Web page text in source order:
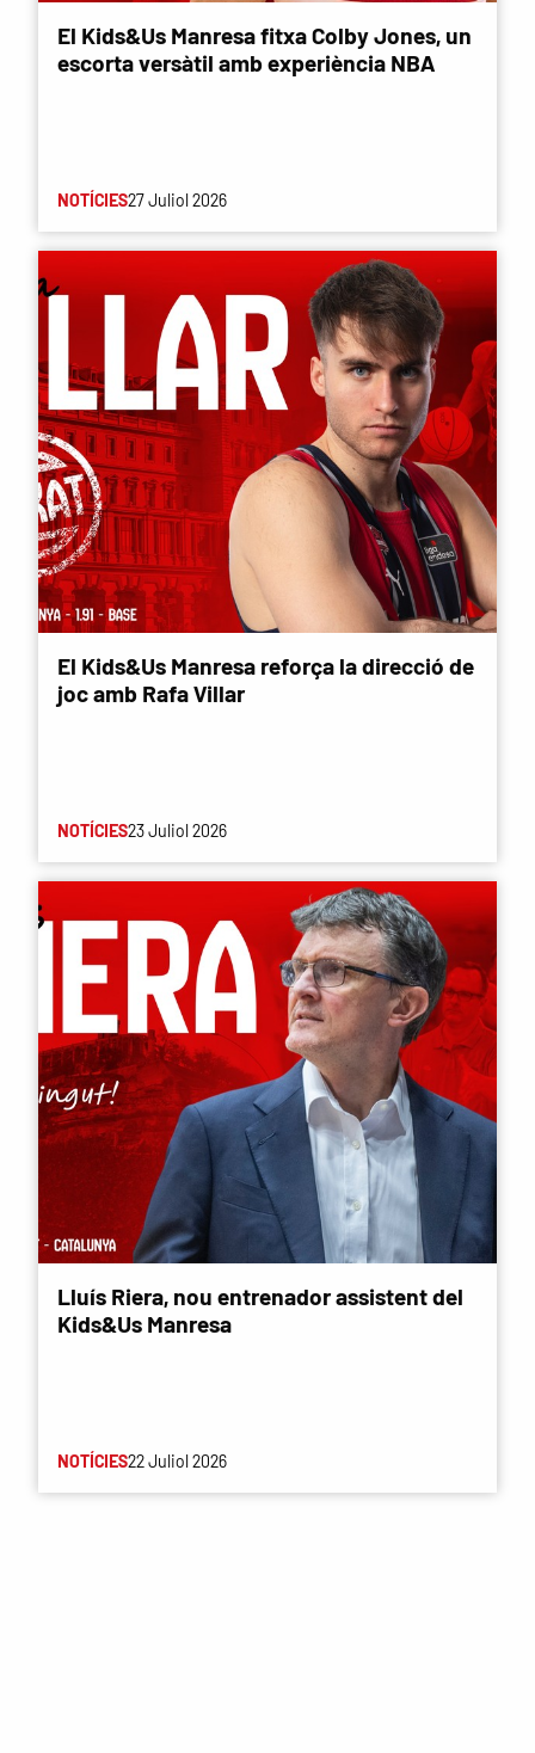
El Kids&Us Manresa fitxa Colby Jones, un
escorta versàtil amb experiència NBA
NOTÍCIES27 Juliol 2026
El Kids&Us Manresa reforça la direcció de
joc amb Rafa Villar
NOTÍCIES23 Juliol 2026
Lluís Riera, nou entrenador assistent del
Kids&Us Manresa
NOTÍCIES22 Juliol 2026